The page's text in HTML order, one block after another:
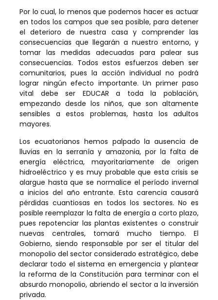
Por lo cual, lo menos que podemos hacer es actuar
en todos los campos que sea posible, para detener
el deterioro de nuestra casa y comprender las
consecuencias que llegarán a nuestro entorno, y
tomar las medidas adecuadas para palear sus
consecuencias. Todos estos esfuerzos deben ser
comunitarios, pues la acción individual no podrá
lograr ningún efecto importante. Un primer paso
vital debe ser EDUCAR a toda la población,
empezando desde los niños, que son altamente
sensibles a estos problemas, hasta los adultos
mayores.
Los ecuatorianos hemos palpado la ausencia de
lluvias en la serranía y amazonia, por la falta de
energía eléctrica, mayoritariamente de origen
hidroeléctrico y es muy probable que esta crisis se
alargue hasta que se normalice el período invernal
a inicios del año entrante. Esta carencia causará
pérdidas cuantiosas en todos los sectores. No es
posible reemplazar la falta de energía a corto plazo,
pues repotenciar las plantas existentes o construir
nuevas centrales, tomará mucho tiempo. El
Gobierno, siendo responsable por ser el titular del
monopolio del sector considerado estratégico, debe
declarar todo el sistema en emergencia y plantear
la reforma de la Constitución para terminar con el
absurdo monopolio, abriendo el sector a la inversión
privada.